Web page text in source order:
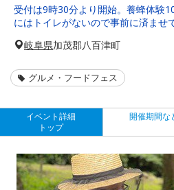
受付は9時30分より開始。養蜂体験
にはトイレがないので事前に済ませ
岐阜県加茂郡八百津町
グルメ・フードフェス
イベント詳細
トップ
開催期間な